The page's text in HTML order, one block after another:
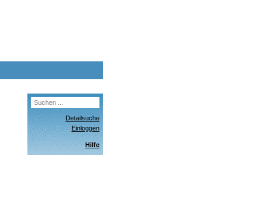
Detailsuche
Einloggen
Hilfe